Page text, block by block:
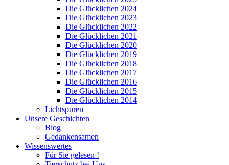
Die Glücklichen 2024
Die Glücklichen 2023
Die Glücklichen 2022
Die Glücklichen 2021
Die Glücklichen 2020
Die Glücklichen 2019
Die Glücklichen 2018
Die Glücklichen 2017
Die Glücklichen 2016
Die Glücklichen 2015
Die Glücklichen 2014
Lichtspuren
Unsere Geschichten
Blog
Gedankensamen
Wissenswertes
Für Sie gelesen !